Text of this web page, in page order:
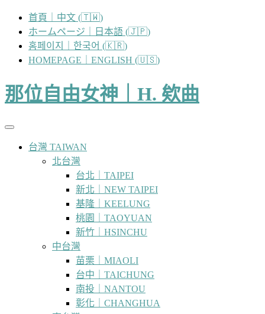
容
首頁｜中文 (🇹🇼)
ホームページ｜日本語 (🇯🇵)
홈페이지｜한국어 (🇰🇷)
HOMEPAGE｜ENGLISH (🇺🇸)
那位自由女神｜H. 欸曲
台灣 TAIWAN
北台灣
台北｜TAIPEI
新北｜NEW TAIPEI
基隆｜KEELUNG
桃園｜TAOYUAN
新竹｜HSINCHU
中台灣
苗栗｜MIAOLI
台中｜TAICHUNG
南投｜NANTOU
彰化｜CHANGHUA